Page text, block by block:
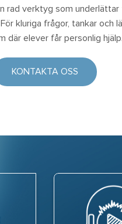
rad verktyg som underlättar
kluriga frågor, tankar och
där elever får personlig hjälp.
KONTAKTA OSS